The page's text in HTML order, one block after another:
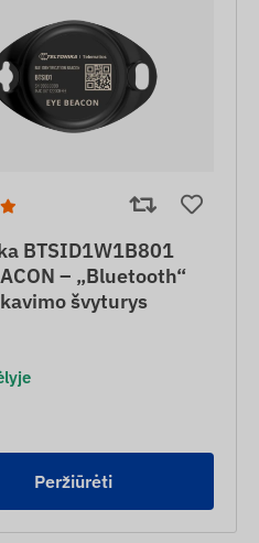
BTSID1W1B801
– „Bluetooth“
švyturys
Peržiūrėti